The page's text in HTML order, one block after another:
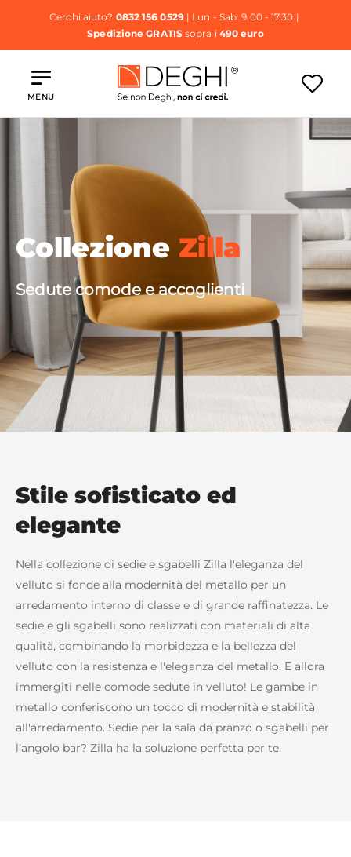
Cerchi aiuto? 0832 156 0529| Lun - Sab: 9.00 - 17.30 |
Spedizione GRATISsopra i 490 euro
MENU
Collezione Zilla
Sedute comode e accoglienti
Stile sofisticato ed
elegante
Nella collezione di sedie e sgabelli Zilla l'eleganza del
velluto si fonde alla modernità del metallo per un
arredamento interno di classe e di grande raffinatezza. Le
sedie e gli sgabelli sono realizzati con materiali di alta
qualità, combinando la morbidezza e la bellezza del
velluto con la resistenza e l'eleganza del metallo. E allora
immergiti nelle comode sedute in velluto! Le gambe in
metallo conferiscono un tocco di modernità e stabilità
all'arredamento. Sedie per la sala da pranzo o sgabelli per
l’angolo bar? Zilla ha la soluzione perfetta per te.